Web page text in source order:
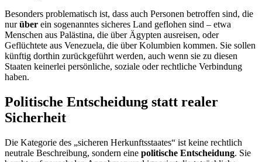
Besonders problematisch ist, dass auch Personen betroffen sind, die
nurüber ein sogenanntes sicheres Land geflohen sind – etwa
Menschen aus Palästina, die über Ägypten ausreisen, oder
Geflüchtete aus Venezuela, die über Kolumbien kommen. Sie sollen
künftig dorthin zurückgeführt werden, auch wenn sie zu diesen
Staaten keinerlei persönliche, soziale oder rechtliche Verbindung
haben.
Politische Entscheidung statt realer
Sicherheit
Die Kategorie des „sicheren Herkunftsstaates“ ist keine rechtlich
neutrale Beschreibung, sondern eine politische Entscheidung. Sie